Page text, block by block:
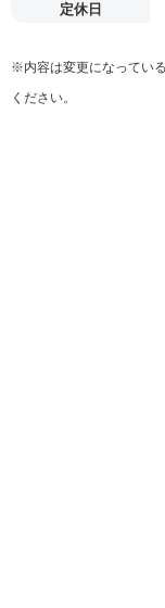
定休日
※内容は変更になってい
ください。